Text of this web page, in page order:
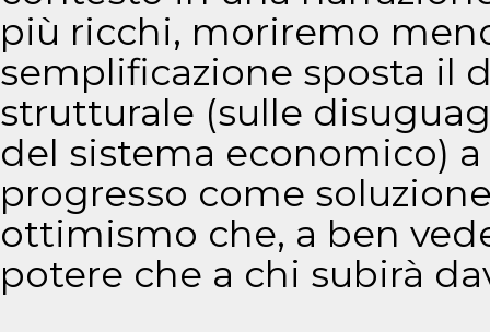
più ricchi, moriremo
semplificazione sposta il
strutturale (sulle
del sistema economico)
progresso come
ottimismo che, a ben
potere che a chi subirà